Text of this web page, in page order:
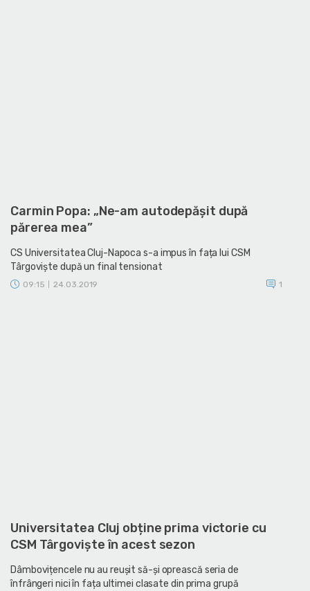
Carmin Popa: „Ne-am autodepășit după
părerea mea”
CS Universitatea Cluj-Napoca s-a impus în fața lui CSM
Târgoviște după un final tensionat
09:15 24.03.2019 1
Universitatea Cluj obține prima victorie cu
CSM Târgoviște în acest sezon
Dâmbovițencele nu au reușit să-și oprească seria de
înfrângeri nici în fața ultimei clasate din prima grupă